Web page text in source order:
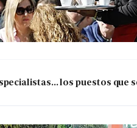
los puestos que